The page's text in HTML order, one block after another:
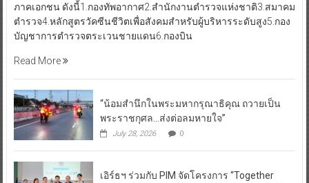
ภาคเอกชน ดังนี้1.กองทัพอากาศ2.สำนักงานตำรวจแห่งชาติ3.สมาคม
ตำรวจ4.หลักสูตรวัคซีนชีวิตเพื่อสังคมสำหรับผู้บริหารระดับสูง5.กอง
บัญชาการตำรวจตระเวนชายแดน6.กองบิน
Read More
“น้อมสำนึกในพระมหากรุณาธิคุณ ถวายเป็น
พระราชกุศล…ส่งต่อลมหายใจ”
July 28, 2026 0
เอิร์ธฯ ร่วมกับ PIM จัดโครงการ “Together